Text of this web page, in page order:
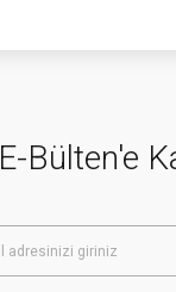
E-Bülten'e